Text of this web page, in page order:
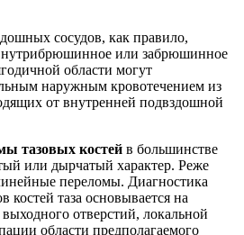
сосудов, как правило,
или забрюшинное
области могут
наружным кровотечением из
от внутренней подвздошной
тазовых костей в большинстве
или дырчатый характер. Реже
переломы. Диагностика
костей таза основывается на
отверстий, локальной
области предполагаемого